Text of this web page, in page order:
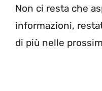
Non ci resta che
informazioni,
di più nelle